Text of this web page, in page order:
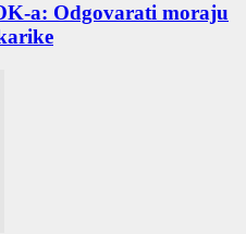
a: Odgovarati moraju